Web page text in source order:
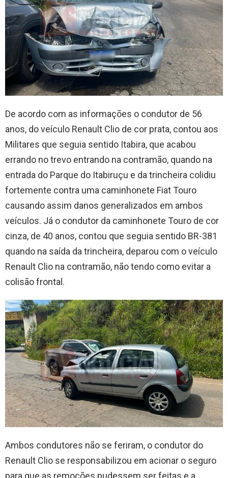
De acordo com as informações o condutor de 56
anos, do veículo Renault Clio de cor prata, contou aos
Militares que seguia sentido Itabira, que acabou
errando no trevo entrando na contramão, quando na
entrada do Parque do Itabiruçu e da trincheira colidiu
fortemente contra uma caminhonete Fiat Touro
causando assim danos generalizados em ambos
veículos. Já o condutor da caminhonete Touro de cor
cinza, de 40 anos, contou que seguia sentido BR-381
quando na saída da trincheira, deparou com o veículo
Renault Clio na contramão, não tendo como evitar a
colisão frontal.
Ambos condutores não se feriram, o condutor do
Renault Clio se responsabilizou em acionar o seguro
para que as remoções pudessem ser feitas e a